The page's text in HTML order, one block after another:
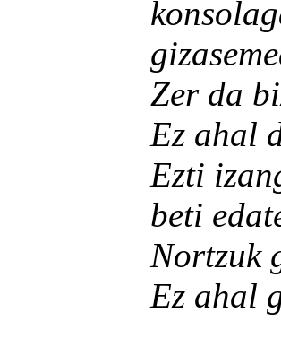
konsolagarri
gizasemeak
Zer da
Ez ahal da
Ezti izango
beti edaten
Nortzuk gara
Ez ahal gara